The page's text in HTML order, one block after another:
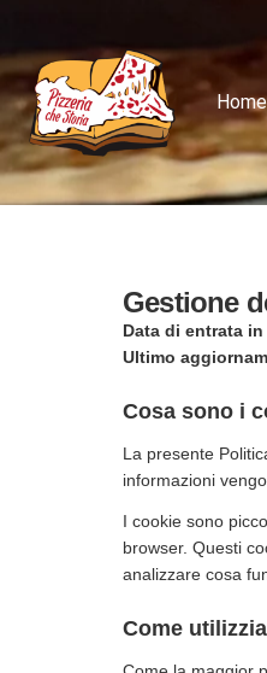
content
Home
Gestione
Data di entrata
Ultimo
Cosa sono i
La presente
informazioni
I cookie sono
browser. Questi
analizzare cosa
Come